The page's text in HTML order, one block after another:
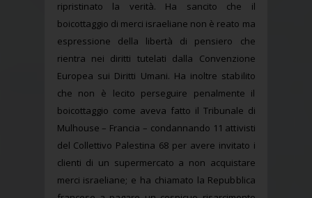
ripristinato la verità. Ha sancito che il
boicottaggio di merci israeliane non è reato ma
espressione della libertà di pensiero che
rientra nei diritti tutelati dalla Convenzione
Europea sui Diritti Umani. Ha inoltre stabilito
che non è lecito perseguire penalmente il
boicottaggio come aveva fatto il Tribunale di
Mulhouse – Francia – condannando 11 attivisti
del Collettivo Palestina 68 per avere invitato i
clienti di un supermercato a non acquistare
merci israeliane; e ha chiamato la Repubblica